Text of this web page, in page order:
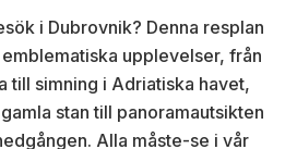
i Dubrovnik? Denna resplan
upplevelser, från
till simning i Adriatiska havet,
stan till panoramautsikten
Alla måste-se i vår